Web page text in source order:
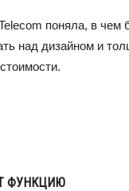
поняла, в
над дизайном и
ФУНКЦИЮ